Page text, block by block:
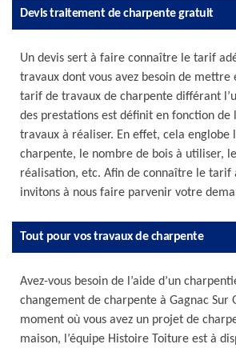
Devis traitement de charpente gratuit
Un devis sert à faire connaître le tarif
travaux dont vous avez besoin de mettre
tarif de travaux de charpente différant
des prestations est définit en fonction de
travaux à réaliser. En effet, cela englobe
charpente, le nombre de bois à utiliser,
réalisation, etc. Afin de connaître le tarif
invitons à nous faire parvenir votre
Tout pour vos travaux de charpente
Avez-vous besoin de l’aide d’un
changement de charpente à Gagnac Sur
moment où vous avez un projet de
maison, l’équipe Histoire Toiture est à